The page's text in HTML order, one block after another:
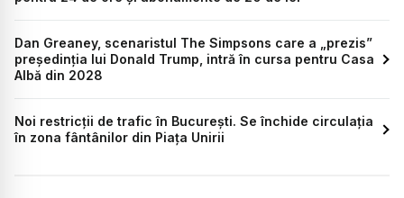
Dan Greaney, scenaristul The Simpsons care a „prezis”
președinția lui Donald Trump, intră în cursa pentru Casa
Albă din 2028
Noi restricții de trafic în București. Se închide circulația
în zona fântânilor din Piața Unirii